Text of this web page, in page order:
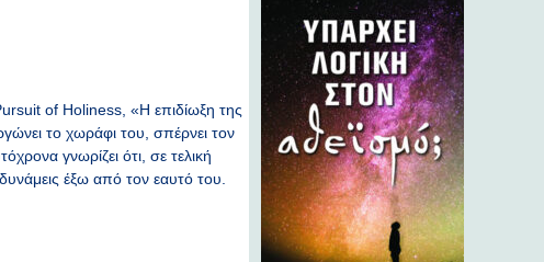
of Holiness, «Η επιδίωξη της
το χωράφι του, σπέρνει τον
γνωρίζει ότι, σε τελική
έξω από τον εαυτό του.